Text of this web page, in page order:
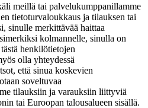
meillä tai palvelukumppanillamme
tietoturvaloukkaus ja tilauksen tai
sinulle merkittävää haittaa
kolmannelle, sinulla on
henkilötietojen
olla yhteydessä
että sinua koskevien
soveltuvaa
tilauksiin ja varauksiin liittyviä
tai Euroopan talousalueen sisällä.